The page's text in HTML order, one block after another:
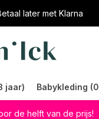
later met Klarna
jaar) Babykleding
de helft van de prijs!